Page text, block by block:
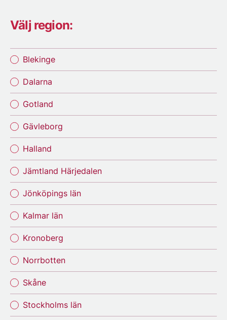
Välj region:
Blekinge
Dalarna
Gotland
Gävleborg
Halland
Jämtland Härjedalen
Jönköpings län
Kalmar län
Kronoberg
Norrbotten
Skåne
Stockholms län